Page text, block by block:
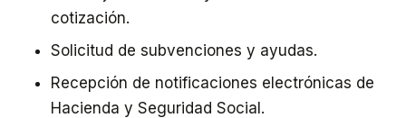
cotización.
Solicitud de subvenciones y ayudas.
Recepción de notificaciones electrónicas de
Hacienda y Seguridad Social.